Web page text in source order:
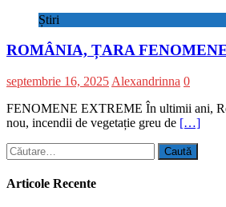
Știri
ROMÂNIA, ȚARA
septembrie 16, 2025 Alexandrinna 0
FENOMENE EXTREME În ultimii ani,
nou, incendii de vegetație greu de […]
Caută
după:
Articole Recente